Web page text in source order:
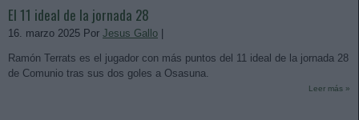
El 11 ideal de la jornada 28
16. marzo 2025 Por Jesus Gallo
Ramón Terrats es el jugador con más puntos del 11 ideal de la jornada 28
de Comunio tras sus dos goles a Osasuna.
Leer más »